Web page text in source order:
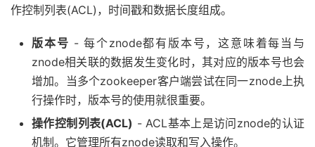
作控制列表(ACL)，时间戳和数据长度组成。
版本号 - 每个znode都有版本号，这意味着每当与
znode相关联的数据发生变化时，其对应的版本号也会
增加。当多个zookeeper客户端尝试在同一znode上执
行操作时，版本号的使用就很重要。
操作控制列表(ACL) - ACL基本上是访问znode的认证
机制。它管理所有znode读取和写入操作。